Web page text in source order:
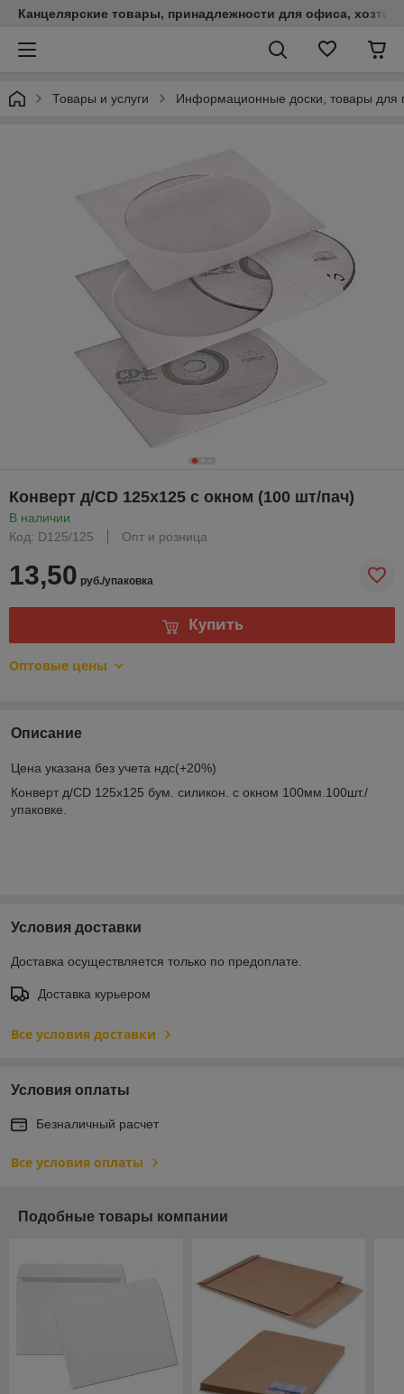
Канцелярские товары, принадлежности для офиса,
Товары и услуги Информационные доски, товары для
Конверт д/CD 125х125 с окном (100 шт/пач)
В наличии
Код: D125/125
Опт и розница
13,50 руб./упаковка
Купить
Оптовые цены
Описание
Цена указана без учета ндс(+20%)
Конверт д/CD 125х125 бум. силикон. с окном 100мм.100шт./
упаковке.
Условия доставки
Доставка осуществляется только по предоплате.
Доставка курьером
Все условия доставки
Условия оплаты
Безналичный расчет
Все условия оплаты
Подобные товары компании